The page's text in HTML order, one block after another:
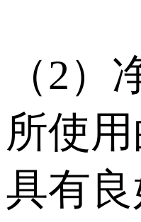
（2）
所使
具有